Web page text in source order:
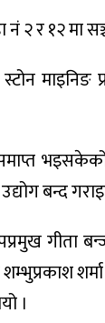
२ र १२ मा
माइनिङ
बन्द
गीता
।